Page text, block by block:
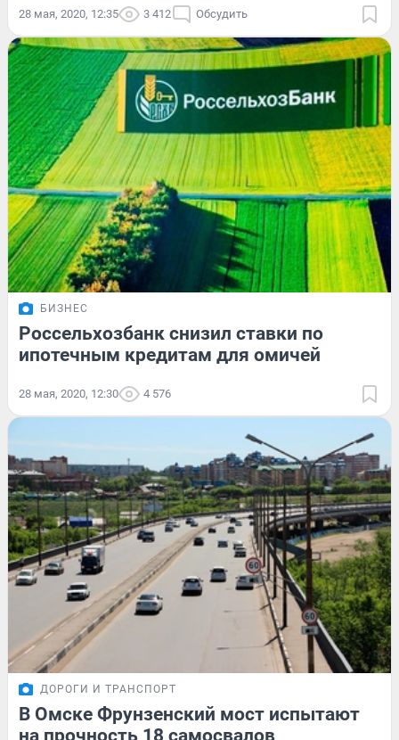
28 мая, 2020, 12:35 3 412 Обсудить
БИЗНЕС
Россельхозбанк снизил ставки по
ипотечным кредитам для омичей
28 мая, 2020, 12:30 4 576
ДОРОГИ И ТРАНСПОРТ
В Омске Фрунзенский мост испытают
на прочность 18 самосвалов